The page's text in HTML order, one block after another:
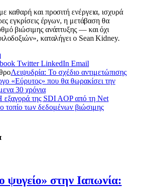
καθαρή και προσιτή ενέργεια, ισχυρά
εγκρίσεις έργων, η μετάβαση θα
βιώσιμης ανάπτυξης — και όχι
καταλήγει ο Sean Kidney.
Twitter LinkedIn Email
Λειψυδρία: Το σχέδιο αντιμετώπισης
«Εύρυτος» που θα θωρακίσει την
30 χρόνια
εξαγορά της SDI AOP από τη Net
τοπίο των δεδομένων βιώσιμης
ψυγείο» στην Ιαπωνία: